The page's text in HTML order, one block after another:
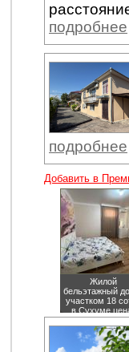
подробнее
подробнее
Добавить в
Жилой
бельэтажный
участком 18
в Сухуме
15000000